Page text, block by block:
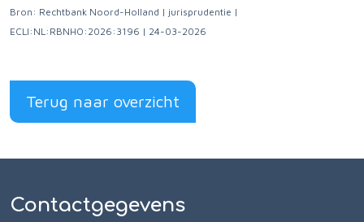
Bron: Rechtbank Noord-Holland | jurisprudentie |
ECLI:NL:RBNHO:2026:3196 | 24-03-2026
Terug naar overzicht
Contactgegevens